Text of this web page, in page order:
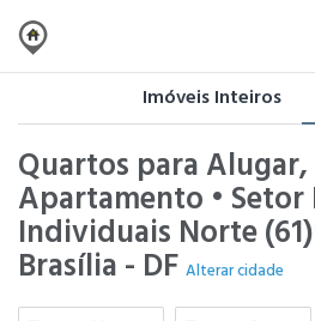
Imóveis Inteiros
Quartos para
Apartamento • Setor
Individuais Norte
Brasília - DF Alterar cidade